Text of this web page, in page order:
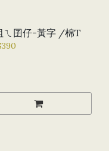
ㄟ囝仔-黃字 /棉T